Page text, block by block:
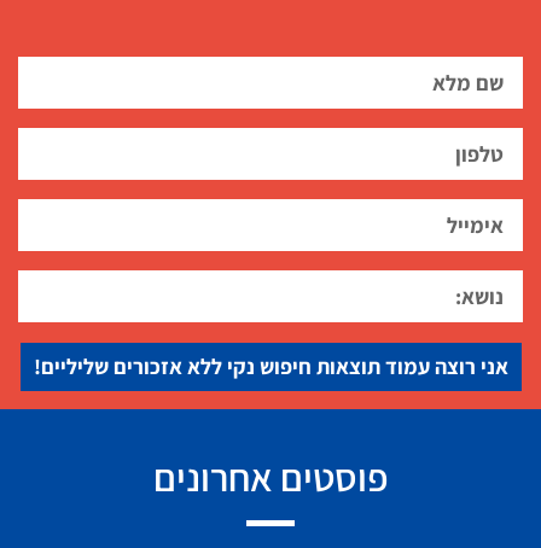
אני רוצה עמוד תוצאות חיפוש נקי ללא אזכורים שליליים!
פוסטים אחרונים